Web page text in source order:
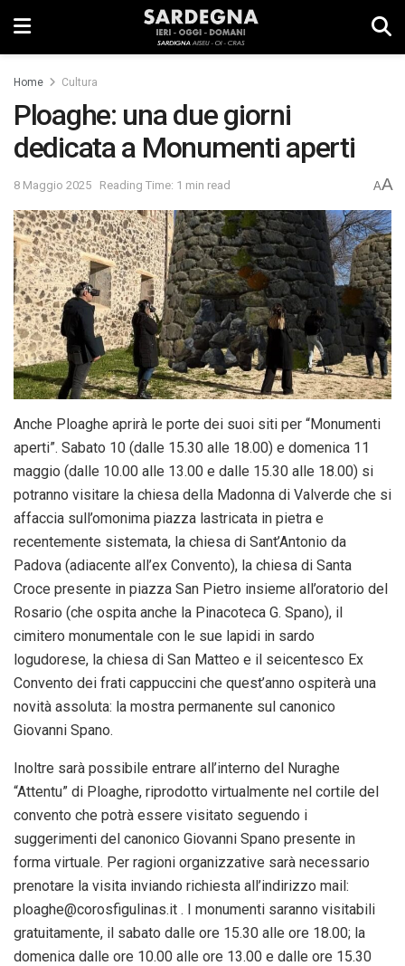
Home Cultura
Ploaghe: una due giorni
dedicata a Monumenti aperti
8 Maggio 2025 Reading Time: 1 min read AA
Anche Ploaghe aprirà le porte dei suoi siti per “Monumenti
aperti”. Sabato 10 (dalle 15.30 alle 18.00) e domenica 11
maggio (dalle 10.00 alle 13.00 e dalle 15.30 alle 18.00) si
potranno visitare la chiesa della Madonna di Valverde che si
affaccia sull’omonima piazza lastricata in pietra e
recentemente sistemata, la chiesa di Sant’Antonio da
Padova (adiacente all’ex Convento), la chiesa di Santa
Croce presente in piazza San Pietro insieme all’oratorio del
Rosario (che ospita anche la Pinacoteca G. Spano), il
cimitero monumentale con le sue lapidi in sardo
logudorese, la chiesa di San Matteo e il seicentesco Ex
Convento dei frati cappuccini che quest’anno ospiterà una
novità assoluta: la mostra permanente sul canonico
Giovanni Spano.
Inoltre sarà possibile entrare all’interno del Nuraghe
“Attentu” di Ploaghe, riprodotto virtualmente nel cortile del
convento che potrà essere visitato seguendo i
suggerimenti del canonico Giovanni Spano presente in
forma virtuale. Per ragioni organizzative sarà necessario
prenotare la visita inviando richiesta all’indirizzo mail:
ploaghe@corosfigulinas.it . I monumenti saranno visitabili
gratuitamente, il sabato dalle ore 15.30 alle ore 18.00; la
domenica dalle ore 10.00 alle ore 13.00 e dalle ore 15.30